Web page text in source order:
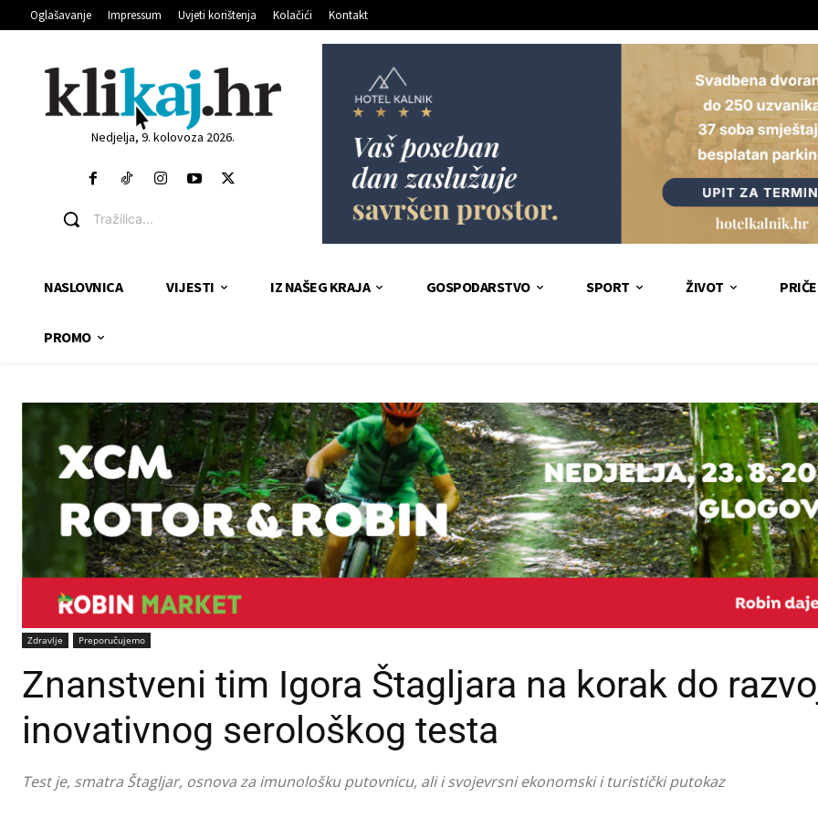
Oglašavanje Impressum Uvjeti korištenja Kolačići Kontakt
Nedjelja, 9. kolovoza 2026.
Tražilica...
NASLOVNICA VIJESTI IZ NAŠEG KRAJA GOSPODARSTVO SPORT ŽIVOT PRIČE
PROMO
Zdravlje Preporučujemo
Znanstveni tim Igora Štagljara na korak do
inovativnog serološkog testa
Test je, smatra Štagljar, osnova za imunološku putovnicu, ali i svojevrsni ekonomski i turistički putokaz